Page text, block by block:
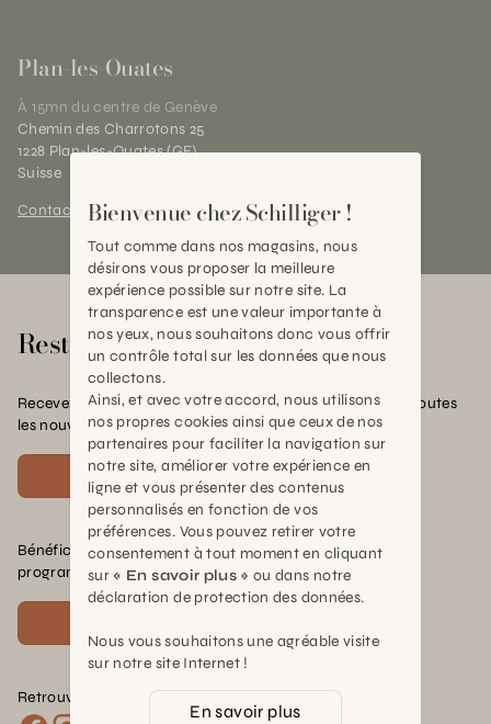
Plan-les-Ouates
À 15mn du centre de Genève
Chemin des Charrotons 25
1228 Plan-les-Ouates (GE)
Suisse
Contact et horaires
Rester en contact
Recevez nos offres exclusives, nos conseils pratiques et toutes
les nouvelles Schilliger
S'inscrire
Bénéficiez de nombreux avantages en rejoignant notre
programme de fidélité.
Retrouvez nous sur les réseaux :
Bienvenue chez Schilliger !
Tout comme dans nos magasins, nous
désirons vous proposer la meilleure
expérience possible sur notre site. La
transparence est une valeur importante à
nos yeux, nous souhaitons donc vous offrir
un contrôle total sur les données que nous
collectons.
Ainsi, et avec votre accord, nous utilisons
nos propres cookies ainsi que ceux de nos
partenaires pour faciliter la navigation sur
notre site, améliorer votre expérience en
ligne et vous présenter des contenus
personnalisés en fonction de vos
préférences. Vous pouvez retirer votre
consentement à tout moment en cliquant
sur « En savoir plus » ou dans notre
déclaration de protection des données.
Nous vous souhaitons une agréable visite
sur notre site Internet !
En savoir plus